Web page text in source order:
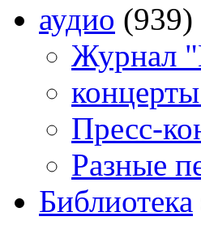
аудио (939)
Журнал
Пресс-
Разные
Библиотека